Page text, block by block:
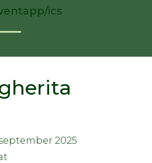
ics
2025